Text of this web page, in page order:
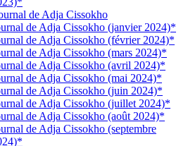
de Adja Cissokho
de Adja Cissokho (janvier 2024)*
de Adja Cissokho (février 2024)*
de Adja Cissokho (mars 2024)*
de Adja Cissokho (avril 2024)*
de Adja Cissokho (mai 2024)*
de Adja Cissokho (juin 2024)*
de Adja Cissokho (juillet 2024)*
de Adja Cissokho (août 2024)*
de Adja Cissokho (septembre